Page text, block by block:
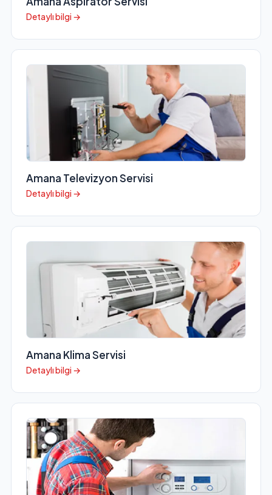
Detaylı bilgi →
Amana Televizyon Servisi
Detaylı bilgi →
Amana Klima Servisi
Detaylı bilgi →